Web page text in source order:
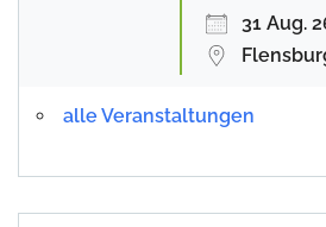
31 Aug.
alle Veranstaltungen